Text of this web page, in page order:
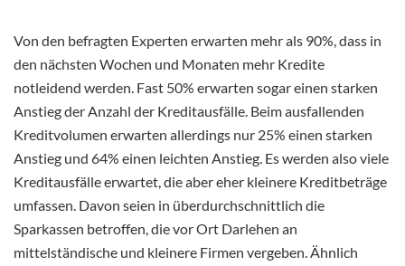
Von den befragten Experten erwarten mehr als 90%, dass in
den nächsten Wochen und Monaten mehr Kredite
notleidend werden. Fast 50% erwarten sogar einen starken
Anstieg der Anzahl der Kreditausfälle. Beim ausfallenden
Kreditvolumen erwarten allerdings nur 25% einen starken
Anstieg und 64% einen leichten Anstieg. Es werden also viele
Kreditausfälle erwartet, die aber eher kleinere Kreditbeträge
umfassen. Davon seien in überdurchschnittlich die
Sparkassen betroffen, die vor Ort Darlehen an
mittelständische und kleinere Firmen vergeben. Ähnlich